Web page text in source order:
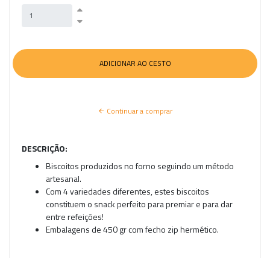
Continuar a comprar
DESCRIÇÃO:
Biscoitos produzidos no forno seguindo um método
artesanal.
Com 4 variedades diferentes, estes biscoitos
constituem o snack perfeito para premiar e para dar
entre refeições!
Embalagens de 450 gr com fecho zip hermético.